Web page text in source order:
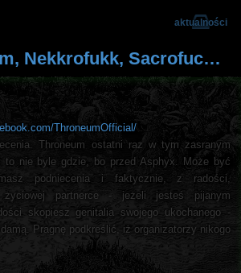
Throneum, Nekkrofukk, Sacrofuck, Armagh 20.10.2017 Warszawa
aktualności
ThroneumOfficial/
Throneum ostatni raz w tym zasranym
to nie byle gdzie, bo przed Asphyx. Może być
podniecenia i faktycznie, z radości,
życiowej partnerce - jeżeli jesteś pijanym
skopiesz genitalia swojego ukochanego -
Pragnę podkreślić, iż organizatorzy nikogo